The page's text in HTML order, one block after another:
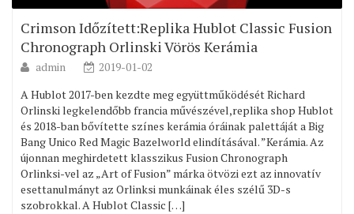
Crimson Időzített:Replika Hublot Classic Fusion
Chronograph Orlinski Vörös Kerámia
admin
2019-01-02
A Hublot 2017-ben kezdte meg együttműködését Richard
Orlinski legkelendőbb francia művészével,replika shop Hublot
és 2018-ban bővítette színes kerámia óráinak palettáját a Big
Bang Unico Red Magic Bazelworld elindításával. ”Kerámia. Az
újonnan meghirdetett klasszikus Fusion Chronograph
Orlinksi-vel az „Art of Fusion” márka ötvözi ezt az innovatív
esettanulmányt az Orlinksi munkáinak éles szélű 3D-s
szobrokkal. A Hublot Classic […]